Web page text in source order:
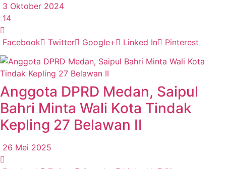
3 Oktober 2024
14
Facebook Twitter Google+ Linked In Pinterest
Anggota DPRD Medan, Saipul
Bahri Minta Wali Kota Tindak
Kepling 27 Belawan II
26 Mei 2025